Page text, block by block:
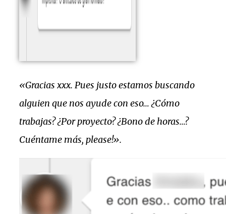
«Gracias xxx. Pues justo estamos buscando
alguien que nos ayude con eso… ¿Cómo
trabajas? ¿Por proyecto? ¿Bono de horas…?
Cuéntame más, please!».